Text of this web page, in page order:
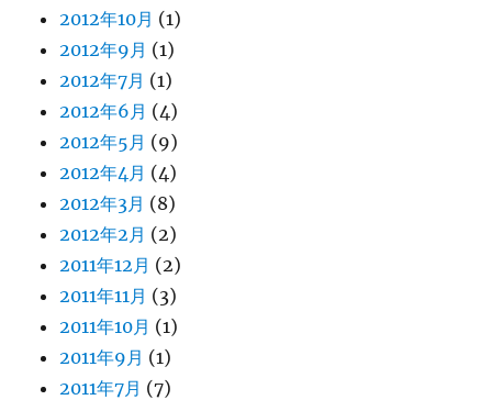
2012年10月 (1)
2012年9月 (1)
2012年7月 (1)
2012年6月 (4)
2012年5月 (9)
2012年4月 (4)
2012年3月 (8)
2012年2月 (2)
2011年12月 (2)
2011年11月 (3)
2011年10月 (1)
2011年9月 (1)
2011年7月 (7)